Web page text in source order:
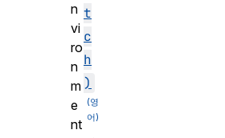
t
c
h
)
n
vi
ro
n
m
e
nt